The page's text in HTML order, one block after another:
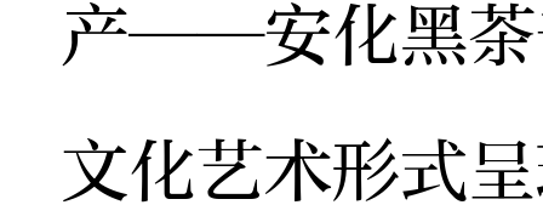
产——安化黑茶
文化艺术形式